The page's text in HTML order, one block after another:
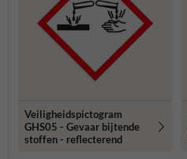
Veiligheidspictogram
GHS05 - Gevaar bijtende
stoffen - reflecterend